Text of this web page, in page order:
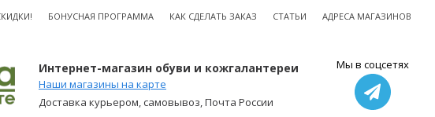
БОНУСНАЯ ПРОГРАММА КАК СДЕЛАТЬ ЗАКАЗ СТАТЬИ АДРЕСА МАГАЗИНОВ
Интернет-магазин обуви и кожгалантереи
Наши магазины на карте
Доставка курьером, самовывоз, Почта России
Мы в соцсетях